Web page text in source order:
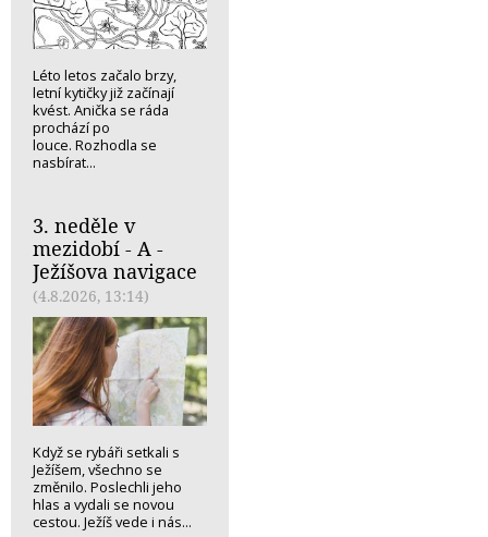
Léto letos začalo brzy,
letní kytičky již začínají
kvést. Anička se ráda
prochází po
louce. Rozhodla se
nasbírat...
3. neděle v
mezidobí - A -
Ježíšova navigace
(4.8.2026, 13:14)
Když se rybáři setkali s
Ježíšem, všechno se
změnilo. Poslechli jeho
hlas a vydali se novou
cestou. Ježíš vede i nás...